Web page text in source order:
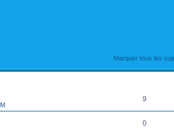
Marquer tous les
9
0